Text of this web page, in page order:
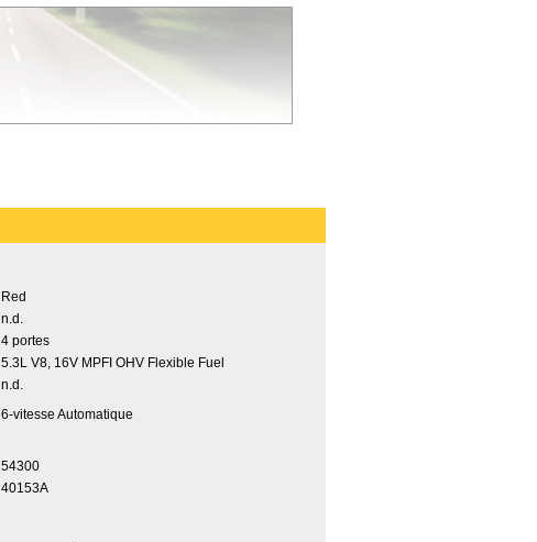
Red
n.d.
4 portes
5.3L V8, 16V MPFI OHV Flexible Fuel
n.d.
6-vitesse Automatique
54300
40153A